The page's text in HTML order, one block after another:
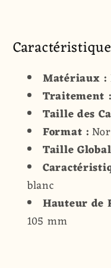
Matériaux :
Traitement :
Taille des
Format :
Taille
blanc
Hauteur de
105 mm